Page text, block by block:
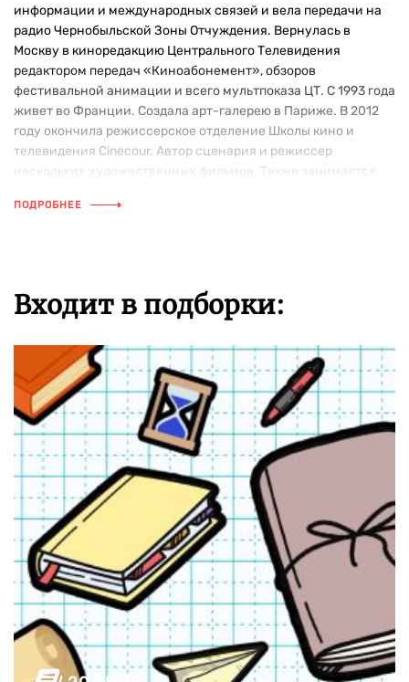
информации и международных связей и вела передачи на
радио Чернобыльской Зоны Отчуждения. Вернулась в
Москву в киноредакцию Центрального Телевидения
редактором передач «Киноабонемент», обзоров
фестивальной анимации и всего мультпоказа ЦТ. С 1993 года
живет во Франции. Создала арт-галерею в Париже. В 2012
году окончила режиссерское отделение Школы кино и
телевидения Cinecour. Автор сценария и режиссер
нескольких художественных фильмов. Также занимается
русского романса.
ПОДРОБНЕЕ
Входит в подборки: